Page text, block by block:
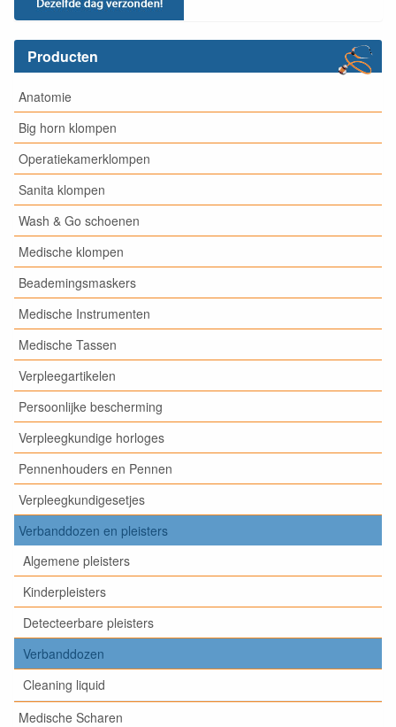
Producten
Anatomie
Big horn klompen
Operatiekamerklompen
Sanita klompen
Wash & Go schoenen
Medische klompen
Beademingsmaskers
Medische Instrumenten
Medische Tassen
Verpleegartikelen
Persoonlijke bescherming
Verpleegkundige horloges
Pennenhouders en Pennen
Verpleegkundigesetjes
Verbanddozen en pleisters
Algemene pleisters
Kinderpleisters
Detecteerbare pleisters
Verbanddozen
Cleaning liquid
Medische Scharen